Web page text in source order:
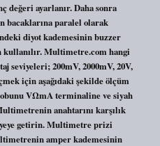
değeri ayarlanır. Daha sonra
bacaklarına paralel olarak
diyot kademesinin buzzer
Multimetre.com hangi
seviyeleri; 200mV, 2000mV, 20V,
için aşağıdaki şekilde ölçüm
VΩmA terminaline ve siyah
anahtarını karşılık
getirin. Multimetre prizi
amper kademesinin